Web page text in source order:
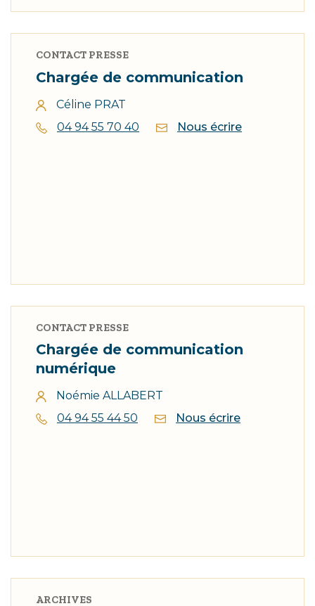
CONTACT PRESSE
Chargée de communication
Céline PRAT
04 94 55 70 40
Nous écrire
CONTACT PRESSE
Chargée de communication
numérique
Noémie ALLABERT
04 94 55 44 50
Nous écrire
ARCHIVES